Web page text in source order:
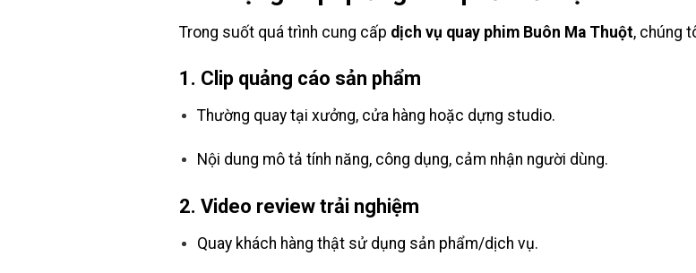
Trong suốt quá trình cung cấp dịch vụ quay phim Buôn Ma Thuột, chúng
1. Clip quảng cáo sản phẩm
Thường quay tại xưởng, cửa hàng hoặc dựng studio.
Nội dung mô tả tính năng, công dụng, cảm nhận người dùng.
2. Video review trải nghiệm
Quay khách hàng thật sử dụng sản phẩm/dịch vụ.